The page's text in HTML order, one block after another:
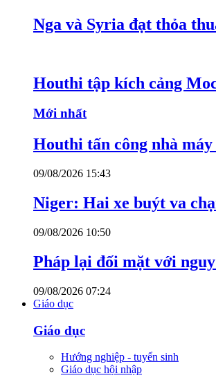
Nga và Syria đạt thỏa
Houthi tập kích cảng
Mới nhất
Houthi tấn công nhà
09/08/2026 15:43
Niger: Hai xe buýt va
09/08/2026 10:50
Pháp lại đối mặt với
09/08/2026 07:24
Giáo dục
Giáo dục
Hướng nghiệp - tuyển sinh
Giáo dục hội nhập